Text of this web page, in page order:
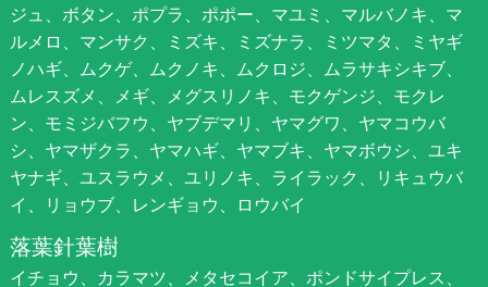
ジュ、ボタン、ポプラ、ポポー、マユミ、マルバノキ、マ
ルメロ、マンサク、ミズキ、ミズナラ、ミツマタ、ミヤギ
ノハギ、ムクゲ、ムクノキ、ムクロジ、ムラサキシキブ、
ムレスズメ、メギ、メグスリノキ、モクゲンジ、モクレ
ン、モミジバフウ、ヤブデマリ、ヤマグワ、ヤマコウバ
シ、ヤマザクラ、ヤマハギ、ヤマブキ、ヤマボウシ、ユキ
ヤナギ、ユスラウメ、ユリノキ、ライラック、リキュウバ
イ、リョウブ、レンギョウ、ロウバイ
落葉針葉樹
イチョウ、カラマツ、メタセコイア、ポンドサイプレス、